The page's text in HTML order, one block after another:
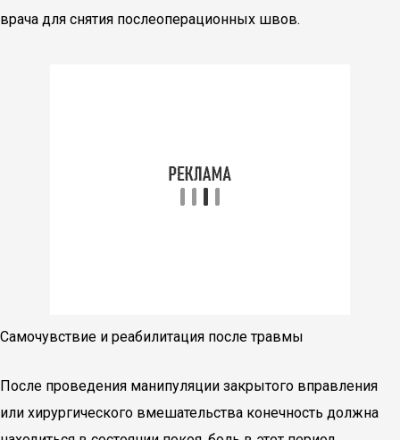
врача для снятия послеоперационных швов.
Самочувствие и реабилитация после травмы
После проведения манипуляции закрытого вправления
или хирургического вмешательства конечность должна